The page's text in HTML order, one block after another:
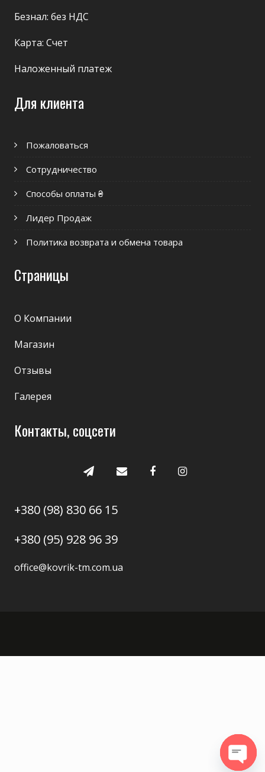
Безнал: без НДС
Карта: Счет
Наложенный платеж
Для клиента
Пожаловаться
Сотрудничество
Способы оплаты ₴
Лидер Продаж
Политика возврата и обмена товара
Страницы
О Компании
Магазин
Отзывы
Галерея
Контакты, соцсети
+380 (98) 830 66 15
+380 (95) 928 96 39
office@kovrik-tm.com.ua